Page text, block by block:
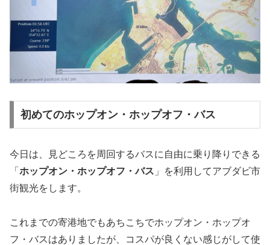
初めてのホップオン・ホップオフ・バス
今日は、見どころを周回するバスに自由に乗り降りできる
「 ホップオン・ホップオフ・バス 」を利用してアブダビ市
街観光をします。
これまでの寄港地でもあちこちでホップオン・ホップオ
フ・バスはありましたが、コスパが良くない感じがして使